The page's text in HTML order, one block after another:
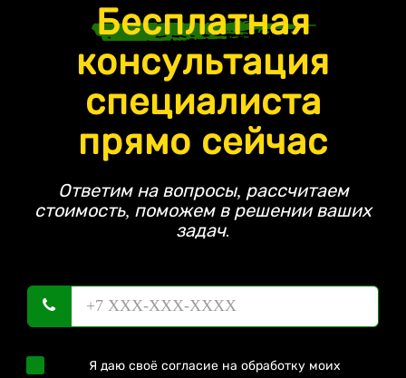
Бесплатная
консультация
специалиста
прямо сейчас
Ответим на вопросы, рассчитаем
стоимость, поможем в решении ваших
задач.
Я даю своё согласие на обработку моих